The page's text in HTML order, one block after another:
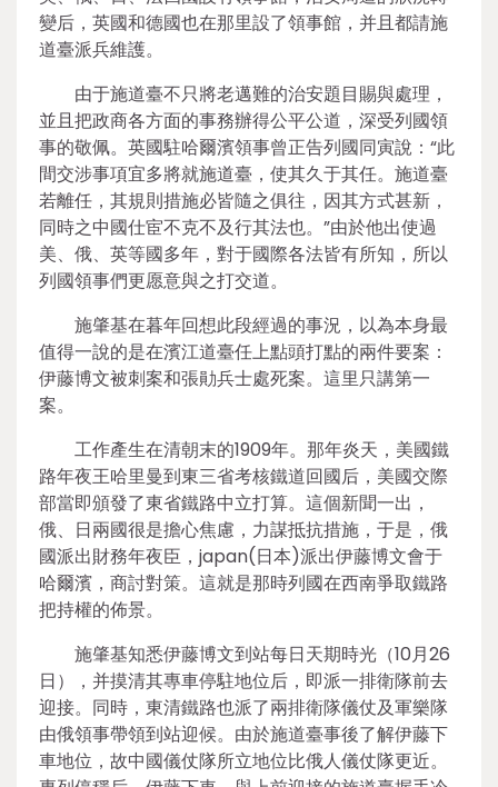
變后，英國和德國也在那里設了領事館，并且都請施
道臺派兵維護。
由于施道臺不只將老邁難的治安題目賜與處理，
並且把政商各方面的事務辦得公平公道，深受列國領
事的敬佩。英國駐哈爾濱領事曾正告列國同寅說：“此
間交涉事項宜多將就施道臺，使其久于其任。施道臺
若離任，其規則措施必皆隨之俱往，因其方式甚新，
同時之中國仕宦不克不及行其法也。”由於他出使過
美、俄、英等國多年，對于國際各法皆有所知，所以
列國領事們更愿意與之打交道。
施肇基在暮年回想此段經過的事況，以為本身最
值得一說的是在濱江道臺任上點頭打點的兩件要案：
伊藤博文被刺案和張勛兵士處死案。這里只講第一
案。
工作產生在清朝末的1909年。那年炎天，美國鐵
路年夜王哈里曼到東三省考核鐵道回國后，美國交際
部當即頒發了東省鐵路中立打算。這個新聞一出，
俄、日兩國很是擔心焦慮，力謀抵抗措施，于是，俄
國派出財務年夜臣，japan(日本)派出伊藤博文會于
哈爾濱，商討對策。這就是那時列國在西南爭取鐵路
把持權的佈景。
施肇基知悉伊藤博文到站每日天期時光（10月26
日），并摸清其專車停駐地位后，即派一排衛隊前去
迎接。同時，東清鐵路也派了兩排衛隊儀仗及軍樂隊
由俄領事帶領到站迎候。由於施道臺事後了解伊藤下
車地位，故中國儀仗隊所立地位比俄人儀仗隊更近。